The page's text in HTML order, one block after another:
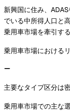
新興国に住み、
でいる中所得人口と
乗用車市場を牽引す
乗用車市場における
主要なタイプ区分は
乗用車市場での主な